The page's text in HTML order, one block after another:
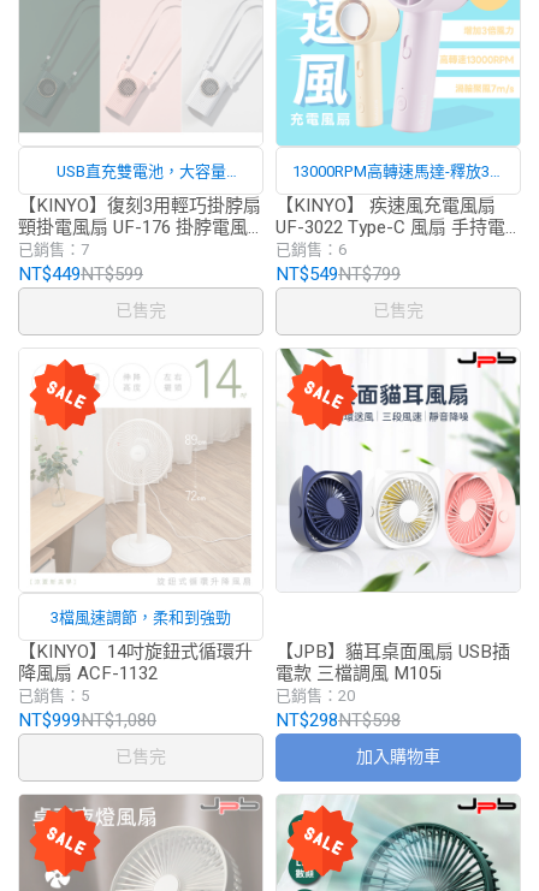
USB直充雙電池，大容量
2000mAh電池，超長續航7小時
【KINYO】復刻3用輕巧掛脖扇
頸掛電風扇 UF-176 掛脖電風
扇 頸掛USB風扇 隨身風扇 行
動風扇
已銷售：7
NT$449NT$599
已售完
13000RPM高轉速馬達-釋放3倍
風力
【KINYO】 疾速風充電風扇
UF-3022 Type-C 風扇 手持電
風扇 手持風扇 小風扇 電風扇
隨身扇
已銷售：6
NT$549NT$799
已售完
3檔風速調節，柔和到強勁
【KINYO】14吋旋鈕式循環升
降風扇 ACF-1132
已銷售：5
NT$999NT$1,080
已售完
【JPB】貓耳桌面風扇 USB插
電款 三檔調風 M105i
已銷售：20
NT$298NT$598
加入購物車